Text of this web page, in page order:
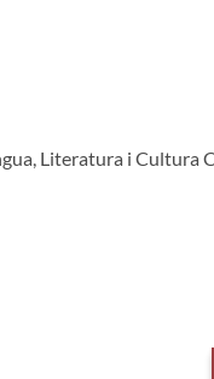
Literatura i Cultura